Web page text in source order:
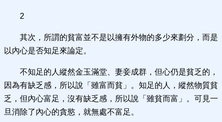
2
其次，所謂的貧富並不是以擁有外物的多少來劃分，而是
以內心是否知足來論定。
不知足的人縱然金玉滿堂、妻妾成群，但心仍是貧乏的，
因為有缺乏感，所以說「雖富而貧」。知足的人，縱然物質貧
乏，但內心富足，沒有缺乏感，所以說「雖貧而富」。可見一
旦消除了內心的貪慾，就無處不富足。